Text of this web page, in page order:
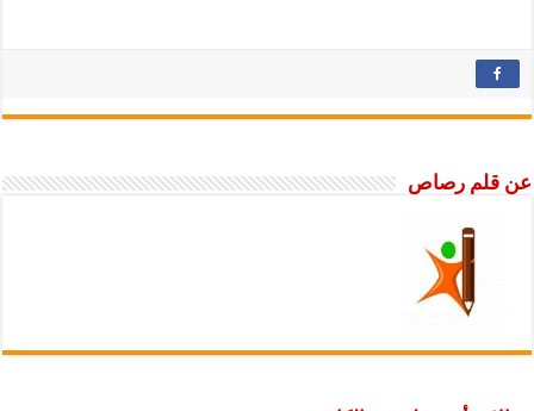
عن قلم رصاص